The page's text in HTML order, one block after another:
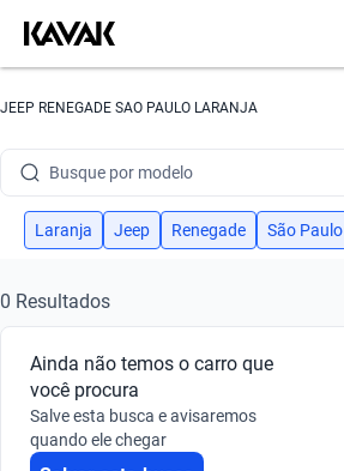
JEEP RENEGADE SAO PAULO LARANJA
Busque por modelo
Busque por versão
Busque por marca
Busque por modelo
Busque por versão
Laranja Jeep Renegade São Paulo
0 Resultados
Ainda não temos o carro que
você procura
Salve esta busca e avisaremos
quando ele chegar